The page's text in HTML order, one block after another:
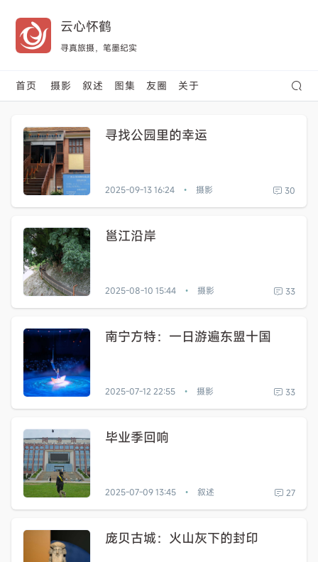
云心怀鹤
寻真旅摄，笔墨纪实
首页 摄影 叙述 图集 友圈 关于
寻找公园里的幸运
2025-09-13 16:24 • 摄影 30
邕江沿岸
2025-08-10 15:44 • 摄影 33
南宁方特：一日游遍东盟十国
2025-07-12 22:55 • 摄影 33
毕业季回响
2025-07-09 13:45 • 叙述 27
庞贝古城：火山灰下的封印